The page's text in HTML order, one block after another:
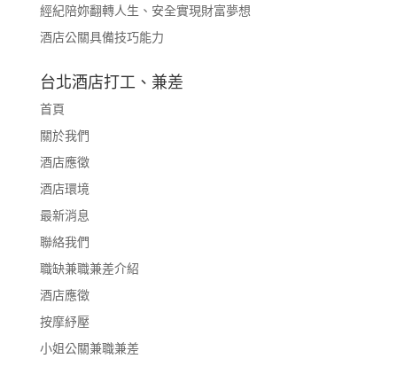
經紀陪妳翻轉人生、安全實現財富夢想
酒店公關具備技巧能力
台北酒店打工、兼差
首頁
關於我們
酒店應徵
酒店環境
最新消息
聯絡我們
職缺兼職兼差介紹
酒店應徵
按摩紓壓
小姐公關兼職兼差